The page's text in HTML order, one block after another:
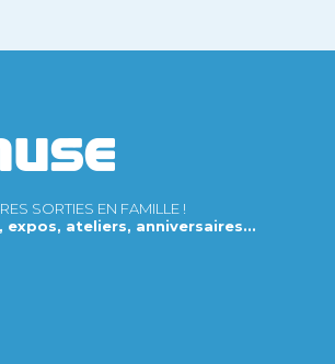
SORTIES EN FAMILLE !
expos, ateliers, anniversaires...